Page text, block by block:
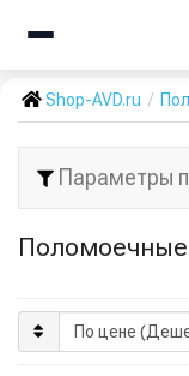
Shop-AVD.ru
Параметры